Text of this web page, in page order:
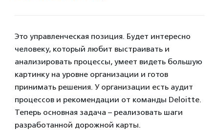
Это управленческая позиция. Будет интересно
человеку, который любит выстраивать и
анализировать процессы, умеет видеть большую
картинку на уровне организации и готов
принимать решения. У организации есть аудит
процессов и рекомендации от команды Deloitte.
Теперь основная задача – реализовать шаги
разработанной дорожной карты.